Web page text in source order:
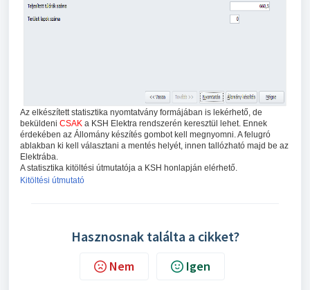
Az elkészített statisztika nyomtatvány formájában is lekérhető, de
beküldeni CSAK a KSH Elektra rendszerén keresztül lehet. Ennek
érdekében az Állomány készítés gombot kell megnyomni. A felugró
ablakban ki kell választani a mentés helyét, innen tallózható majd be az
Elektrába.
A statisztika kitöltési útmutatója a KSH honlapján elérhető.
Kitöltési útmutató
Hasznosnak találta a cikket?
Nem Igen